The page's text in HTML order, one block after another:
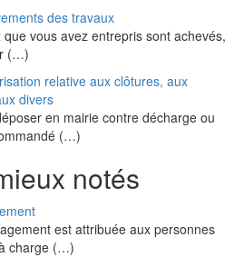
des travaux
vous avez entrepris sont achevés,
(…)
relative aux clôtures, aux
divers
en mairie contre décharge ou
(…)
notés
est attribuée aux personnes
charge (…)